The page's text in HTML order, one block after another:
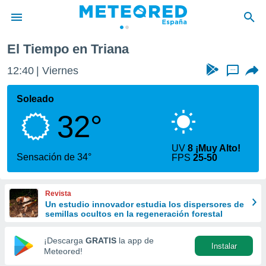
de
por
que se
calidad.
a este
las
y
forma
digital
basada
El Tiempo en Triana
12:40 Viernes ...
Soleado
32°
Sensación de 34°
UV8 ¡Muy Alto!
FPS25-50
Revista
Un estudio innovador estudia los dispersores de
semillas ocultos en la regeneración forestal
¡Descarga GRATIS la app de
Meteored!
Instalar